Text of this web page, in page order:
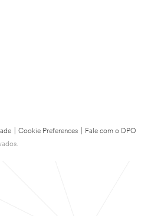
Cookie Preferences
Fale com o DPO